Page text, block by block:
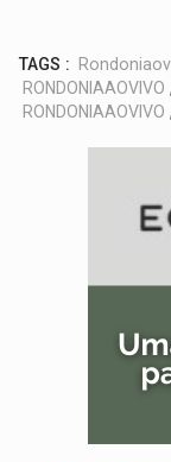
TAGS :
RONDONIAAOVIVO ,
RONDONIAAOVIVO ,